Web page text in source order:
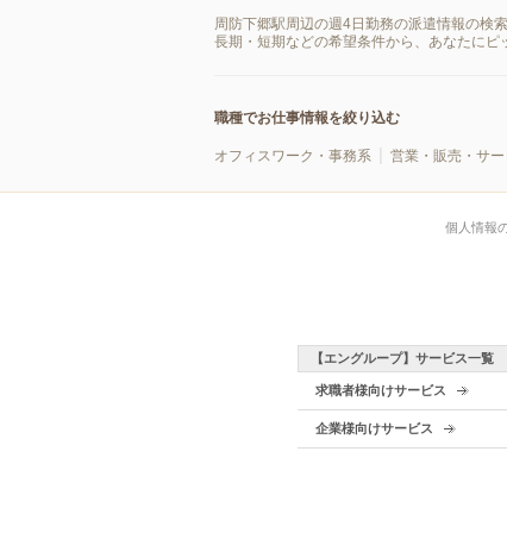
周防下郷駅周辺の週4日勤務の派遣情報の検
長期・短期などの希望条件から、あなたにピ
職種でお仕事情報を絞り込む
オフィスワーク・事務系 営業・販売・サ
個人情報
【エングループ】サービス一覧
求職者様向けサービス
企業様向けサービス